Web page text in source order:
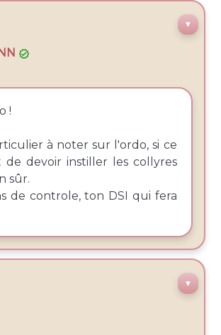
▼

!
à noter sur l'ordo, si ce
de devoir instiller les collyres
sûr.
de controle, ton DSI qui fera
▼